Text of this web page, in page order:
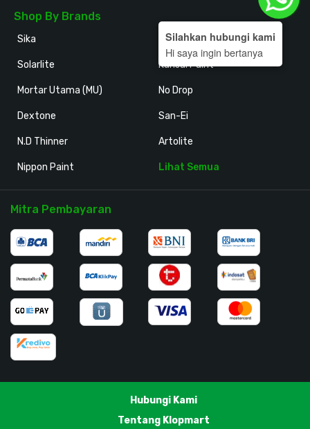
Shop By Brands
Sika
Solarlite
Mortar Utama (MU)
Dextone
N.D Thinner
Nippon Paint
Holodeck
Kansai Paint
No Drop
San-Ei
Artolite
Lihat Semua
Mitra Pembayaran
Hubungi Kami
Tentang Klopmart
Silahkan hubungi kami
Hi saya ingin bertanya